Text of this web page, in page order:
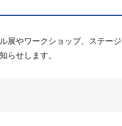
展やワークショップ、ステー
らせします。